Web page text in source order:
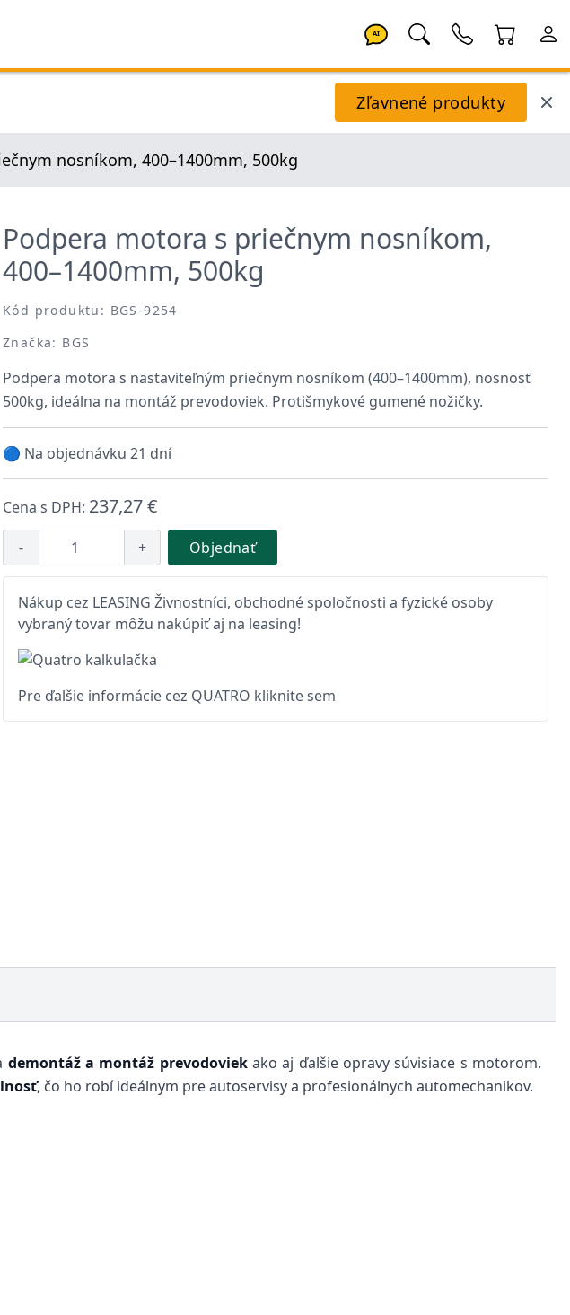
AI
Zľavnené produkty
nosníkom, 400–1400mm, 500kg
Podpera motora s priečnym nosníkom,
400–1400mm, 500kg
Kód produktu: BGS-9254
Značka: BGS
Podpera motora s nastaviteľným priečnym nosníkom (400–1400mm), nosnosť
500kg, ideálna na montáž prevodoviek. Protišmykové gumené nožičky.
🔵 Na objednávku 21 dní
Cena s DPH: 237,27 €
- + Objednať
Nákup cez LEASING Živnostníci, obchodné spoločnosti a fyzické osoby
vybraný tovar môžu nakúpiť aj na leasing!
Pre ďalšie informácie cez QUATRO kliknite sem
demontáž a montáž prevodoviekako aj ďalšie opravy súvisiace s motorom.
, čo ho robí ideálnym pre autoservisy a profesionálnych automechanikov.